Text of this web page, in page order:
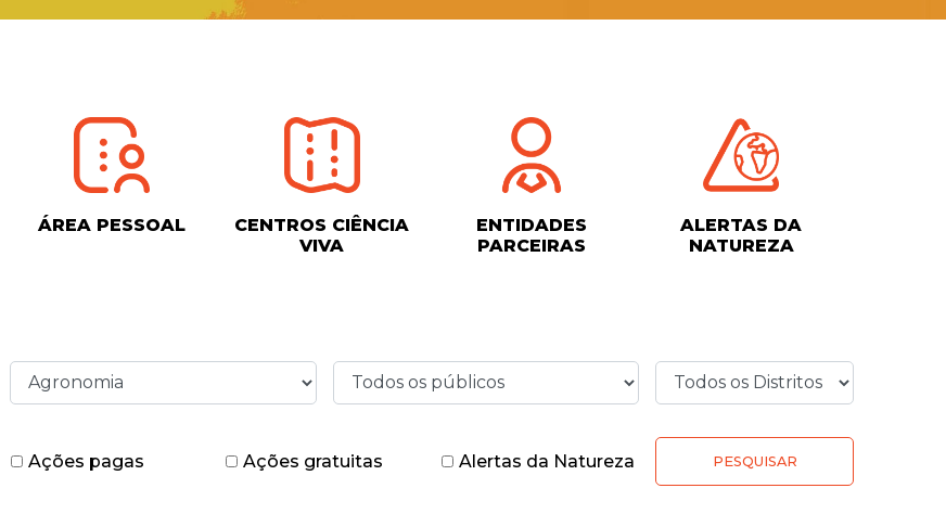
ÁREA PESSOAL
CENTROS CIÊNCIA
VIVA
ENTIDADES
PARCEIRAS
ALERTAS DA
NATUREZA
Ações pagas
Ações gratuitas Alertas da Natureza PESQUISAR